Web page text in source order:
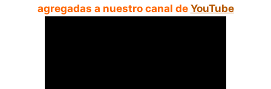
agregadas a nuestro canal de YouTube